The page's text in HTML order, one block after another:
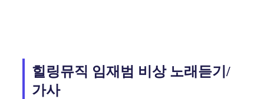
힐링뮤직 임재범 비상 노래듣기/
가사